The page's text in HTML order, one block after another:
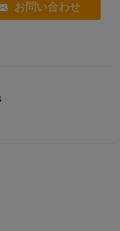
お問い合わせ